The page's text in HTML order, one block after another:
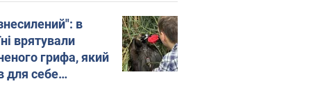
в
врятували
грифа, який
для себе